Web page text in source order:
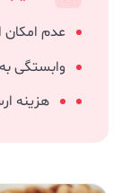
عدم
وابستگی
هزینه